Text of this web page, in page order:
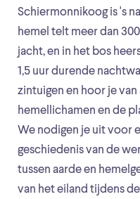
Schiermonnikoog is 's
hemel telt meer dan
jacht, en in het bos
1,5 uur durende
zintuigen en hoor je
hemellichamen en de
We nodigen je uit voor
geschiedenis van de
tussen aarde en
van het eiland tijdens